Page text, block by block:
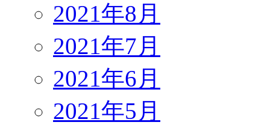
2021年8月
2021年7月
2021年6月
2021年5月